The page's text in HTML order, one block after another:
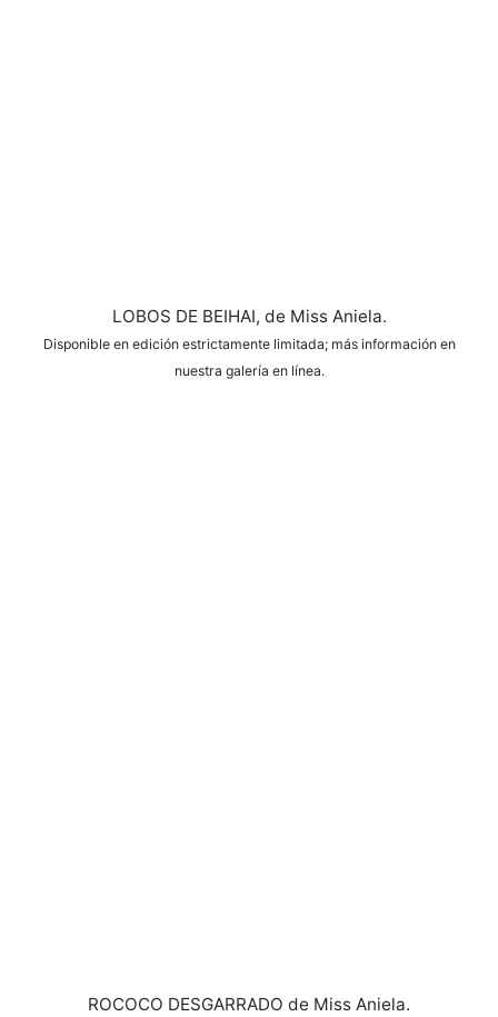
LOBOS DE BEIHAI, de Miss Aniela.
Disponible en edición estrictamente limitada; más información en
nuestra galería en línea.
ROCOCO DESGARRADO de Miss Aniela.